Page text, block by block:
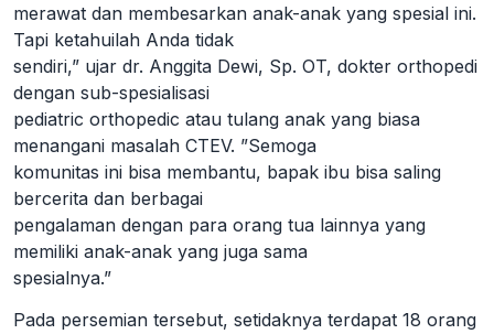
merawat dan membesarkan anak-anak yang spesial ini.
Tapi ketahuilah Anda tidak
sendiri,” ujar dr. Anggita Dewi, Sp. OT, dokter orthopedi
dengan sub-spesialisasi
pediatric orthopedic atau tulang anak yang biasa
menangani masalah CTEV. ”Semoga
komunitas ini bisa membantu, bapak ibu bisa saling
bercerita dan berbagai
pengalaman dengan para orang tua lainnya yang
memiliki anak-anak yang juga sama
spesialnya.”
Pada persemian tersebut, setidaknya terdapat 18 orang